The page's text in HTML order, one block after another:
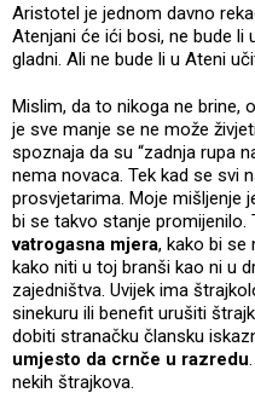
Aristotel je jednom davno
Atenjani će ići bosi, ne bude li
gladni. Ali ne bude li u Ateni
Mislim, da to nikoga ne brine,
je sve manje se ne može
spoznaja da su “zadnja rupa
nema novaca. Tek kad se svi
prosvjetarima. Moje mišljenje
bi se takvo stanje promijenilo.
vatrogasna mjera, kako bi se
kako niti u toj branši kao ni u
zajedništva. Uvijek ima
sinekuru ili benefit urušiti
dobiti stranačku člansku
umjesto da crnče u razredu
nekih štrajkova.